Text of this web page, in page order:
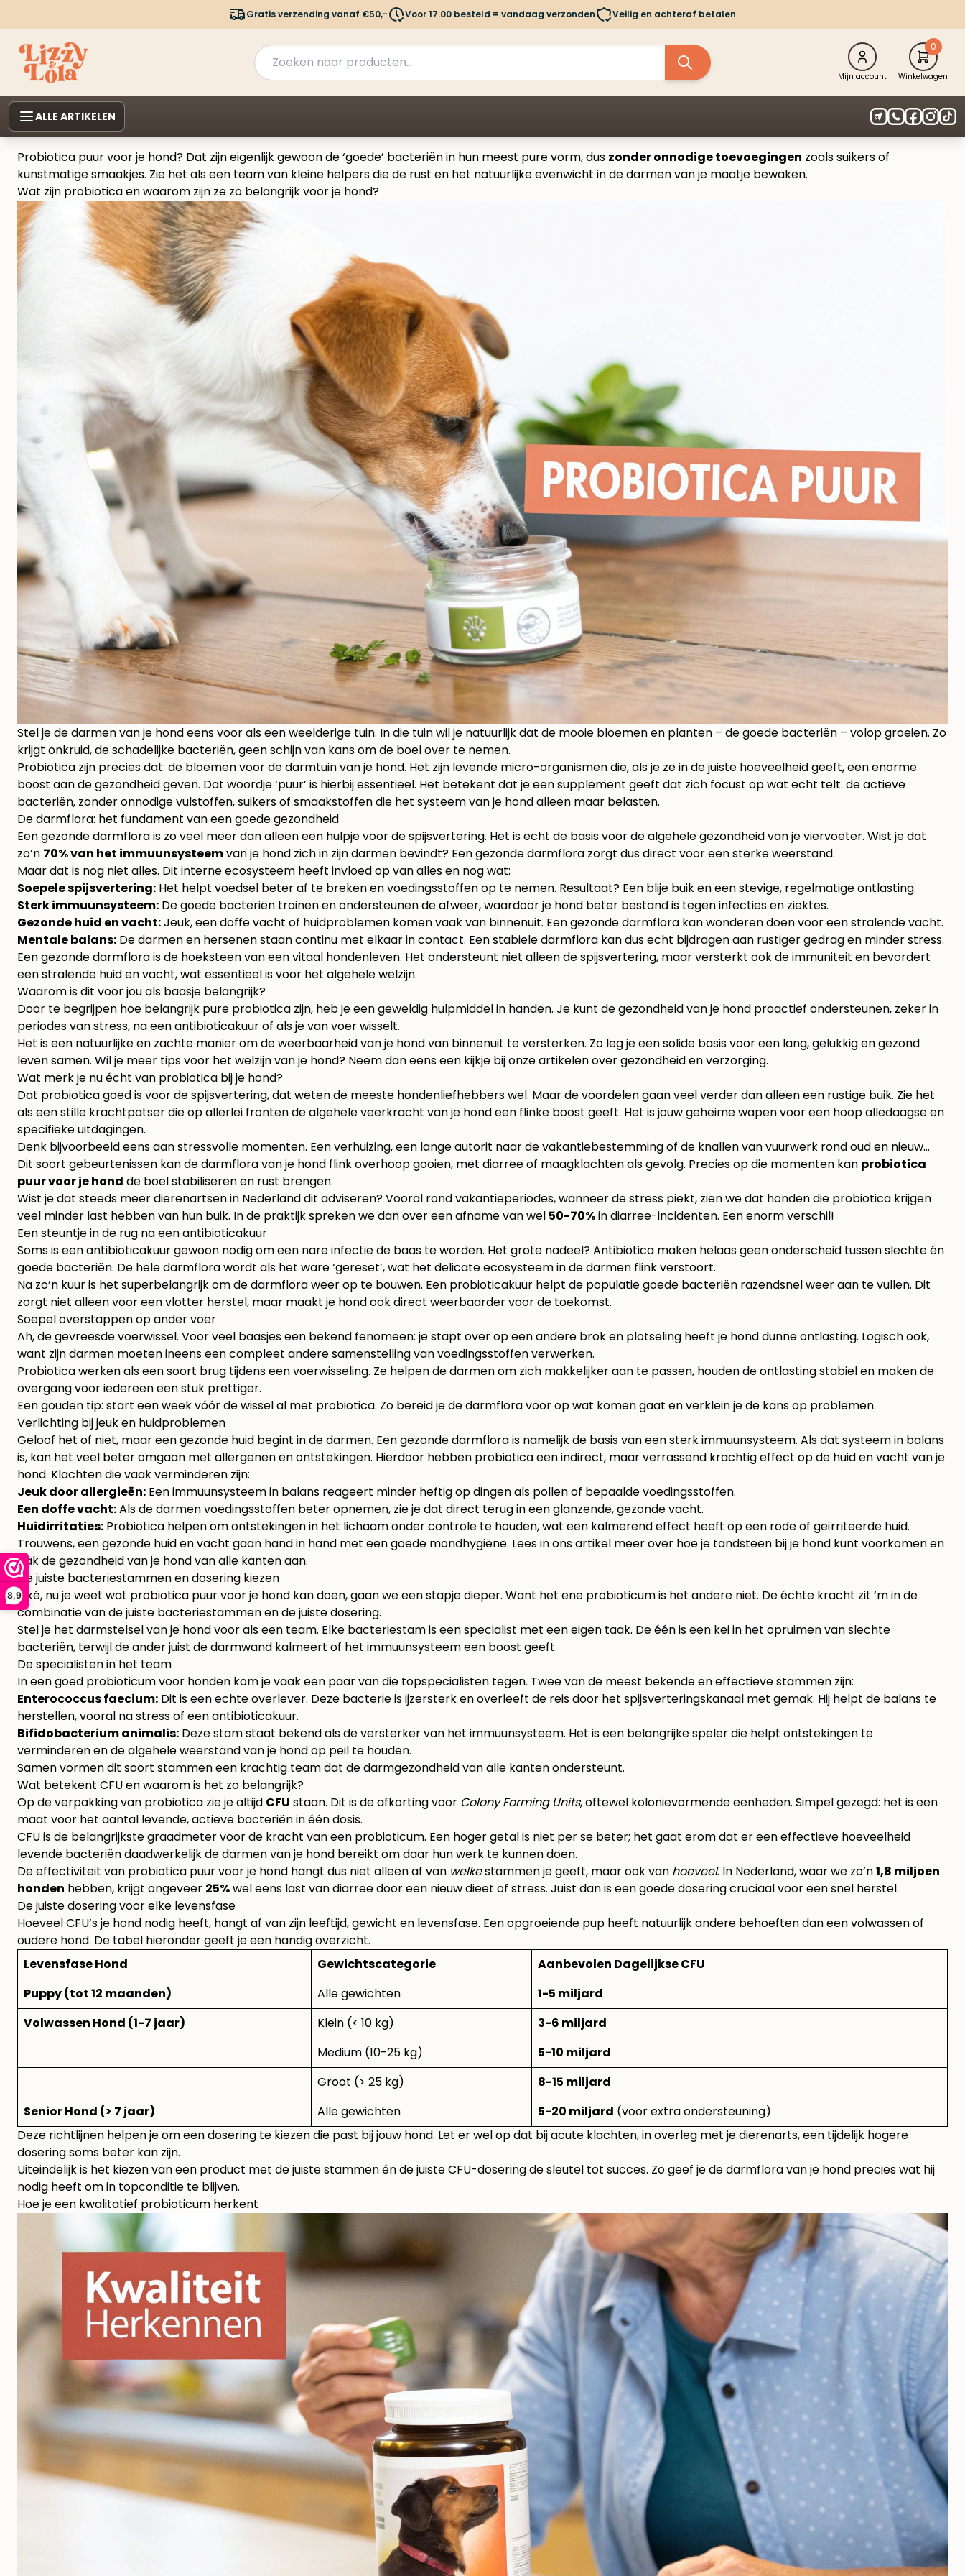
8,9
Gratis verzending vanaf €50,- Voor 17.00 besteld = vandaag verzonden Veilig en achteraf betalen
Mijn account
0
Winkelwagen
ALLE ARTIKELEN
Probiotica puur voor je hond? Dat zijn eigenlijk gewoon de ‘goede’ bacteriën in hun meest pure vorm, dus zonder onnodige toevoegingen zoals suikers of
kunstmatige smaakjes. Zie het als een team van kleine helpers die de rust en het natuurlijke evenwicht in de darmen van je maatje bewaken.
Wat zijn probiotica en waarom zijn ze zo belangrijk voor je hond?
Stel je de darmen van je hond eens voor als een weelderige tuin. In die tuin wil je natuurlijk dat de mooie bloemen en planten – de goede bacteriën – volop groeien. Zo
krijgt onkruid, de schadelijke bacteriën, geen schijn van kans om de boel over te nemen.
Probiotica zijn precies dat: de bloemen voor de darmtuin van je hond. Het zijn levende micro-organismen die, als je ze in de juiste hoeveelheid geeft, een enorme
boost aan de gezondheid geven. Dat woordje ‘puur’ is hierbij essentieel. Het betekent dat je een supplement geeft dat zich focust op wat echt telt: de actieve
bacteriën, zonder onnodige vulstoffen, suikers of smaakstoffen die het systeem van je hond alleen maar belasten.
De darmflora: het fundament van een goede gezondheid
Een gezonde darmflora is zo veel meer dan alleen een hulpje voor de spijsvertering. Het is echt de basis voor de algehele gezondheid van je viervoeter. Wist je dat
zo’n 70% van het immuunsysteemvan je hond zich in zijn darmen bevindt? Een gezonde darmflora zorgt dus direct voor een sterke weerstand.
Maar dat is nog niet alles. Dit interne ecosysteem heeft invloed op van alles en nog wat:
Soepele spijsvertering: Het helpt voedsel beter af te breken en voedingsstoffen op te nemen. Resultaat? Een blije buik en een stevige, regelmatige ontlasting.
Sterk immuunsysteem: De goede bacteriën trainen en ondersteunen de afweer, waardoor je hond beter bestand is tegen infecties en ziektes.
Gezonde huid en vacht:Jeuk, een doffe vacht of huidproblemen komen vaak van binnenuit. Een gezonde darmflora kan wonderen doen voor een stralende vacht.
Mentale balans: De darmen en hersenen staan continu met elkaar in contact. Een stabiele darmflora kan dus echt bijdragen aan rustiger gedrag en minder stress.
Een gezonde darmflora is de hoeksteen van een vitaal hondenleven. Het ondersteunt niet alleen de spijsvertering, maar versterkt ook de immuniteit en bevordert
een stralende huid en vacht, wat essentieel is voor het algehele welzijn.
Waarom is dit voor jou als baasje belangrijk?
Door te begrijpen hoe belangrijk pure probiotica zijn, heb je een geweldig hulpmiddel in handen. Je kunt de gezondheid van je hond proactief ondersteunen, zeker in
periodes van stress, na een antibioticakuur of als je van voer wisselt.
Het is een natuurlijke en zachte manier om de weerbaarheid van je hond van binnenuit te versterken. Zo leg je een solide basis voor een lang, gelukkig en gezond
leven samen. Wil je meer tips voor het welzijn van je hond? Neem dan eens een kijkje bij onze artikelen overgezondheid en verzorging.
Wat merk je nu écht van probiotica bij je hond?
Dat probiotica goed is voor de spijsvertering, dat weten de meeste hondenliefhebbers wel. Maar de voordelen gaan veel verder dan alleen een rustige buik. Zie het
als een stille krachtpatser die op allerlei fronten de algehele veerkracht van je hond een flinke boost geeft. Het is jouw geheime wapen voor een hoop alledaagse en
specifieke uitdagingen.
Denk bijvoorbeeld eens aan stressvolle momenten. Een verhuizing, een lange autorit naar de vakantiebestemming of de knallen van vuurwerk rond oud en nieuw…
Dit soort gebeurtenissen kan de darmflora van je hond flink overhoop gooien, met diarree of maagklachten als gevolg. Precies op die momenten kan probiotica
puur voor je hond de boel stabiliseren en rust brengen.
Wist je dat steeds meer dierenartsen in Nederland dit adviseren? Vooral rond vakantieperiodes, wanneer de stress piekt, zien we dat honden die probiotica krijgen
veel minder last hebben van hun buik. In de praktijk spreken we dan over een afname van wel 50-70%in diarree-incidenten. Een enorm verschil!
Een steuntje in de rug na een antibioticakuur
Soms is een antibioticakuur gewoon nodig om een nare infectie de baas te worden. Het grote nadeel? Antibiotica maken helaas geen onderscheid tussen slechte én
goede bacteriën. De hele darmflora wordt als het ware ‘gereset’, wat het delicate ecosysteem in de darmen flink verstoort.
Na zo’n kuur is het superbelangrijk om de darmflora weer op te bouwen. Een probioticakuur helpt de populatie goede bacteriën razendsnel weer aan te vullen. Dit
zorgt niet alleen voor een vlotter herstel, maar maakt je hond ook direct weerbaarder voor de toekomst.
Soepel overstappen op ander voer
Ah, de gevreesde voerwissel. Voor veel baasjes een bekend fenomeen: je stapt over op een andere brok en plotseling heeft je hond dunne ontlasting. Logisch ook,
want zijn darmen moeten ineens een compleet andere samenstelling van voedingsstoffen verwerken.
Probiotica werken als een soort brug tijdens een voerwisseling. Ze helpen de darmen om zich makkelijker aan te passen, houden de ontlasting stabiel en maken de
overgang voor iedereen een stuk prettiger.
Een gouden tip: start een week vóór de wissel al met probiotica. Zo bereid je de darmflora voor op wat komen gaat en verklein je de kans op problemen.
Verlichting bij jeuk en huidproblemen
Geloof het of niet, maar een gezonde huid begint in de darmen. Een gezonde darmflora is namelijk de basis van een sterk immuunsysteem. Als dat systeem in balans
is, kan het veel beter omgaan met allergenen en ontstekingen. Hierdoor hebben probiotica een indirect, maar verrassend krachtig effect op de huid en vacht van je
hond. Klachten die vaak verminderen zijn:
Jeuk door allergieën: Een immuunsysteem in balans reageert minder heftig op dingen als pollen of bepaalde voedingsstoffen.
Een doffe vacht:Als de darmen voedingsstoffen beter opnemen, zie je dat direct terug in een glanzende, gezonde vacht.
Huidirritaties: Probiotica helpen om ontstekingen in het lichaam onder controle te houden, wat een kalmerend effect heeft op een rode of geïrriteerde huid.
Trouwens, een gezonde huid en vacht gaan hand in hand met een goede mondhygiëne. Lees in ons artikel meer over hoe je tandsteen bij je hond kunt voorkomenen
pak de gezondheid van je hond van alle kanten aan.
De juiste bacteriestammen en dosering kiezen
Oké, nu je weet wat probiotica puur voor je hond kan doen, gaan we een stapje dieper. Want het ene probioticum is het andere niet. De échte kracht zit ‘m in de
combinatie van de juiste bacteriestammen en de juiste dosering.
Stel je het darmstelsel van je hond voor als een team. Elke bacteriestam is een specialist met een eigen taak. De één is een kei in het opruimen van slechte
bacteriën, terwijl de ander juist de darmwand kalmeert of het immuunsysteem een boost geeft.
De specialisten in het team
In een goed probioticum voor honden kom je vaak een paar van die topspecialisten tegen. Twee van de meest bekende en effectieve stammen zijn:
Enterococcus faecium: Dit is een echte overlever. Deze bacterie is ijzersterk en overleeft de reis door het spijsverteringskanaal met gemak. Hij helpt de balans te
herstellen, vooral na stress of een antibioticakuur.
Bifidobacterium animalis: Deze stam staat bekend als de versterker van het immuunsysteem. Het is een belangrijke speler die helpt ontstekingen te
verminderen en de algehele weerstand van je hond op peil te houden.
Samen vormen dit soort stammen een krachtig team dat de darmgezondheid van alle kanten ondersteunt.
Wat betekent CFU en waarom is het zo belangrijk?
Op de verpakking van probiotica zie je altijd CFU staan. Dit is de afkorting voor Colony Forming Units, oftewel kolonievormende eenheden. Simpel gezegd: het is een
maat voor het aantal levende, actieve bacteriën in één dosis.
CFU is de belangrijkste graadmeter voor de kracht van een probioticum. Een hoger getal is niet per se beter; het gaat erom dat er een effectieve hoeveelheid
levende bacteriën daadwerkelijk de darmen van je hond bereikt om daar hun werk te kunnen doen.
De effectiviteit van probiotica puur voor je hond hangt dus niet alleen af van welkestammen je geeft, maar ook van hoeveel. In Nederland, waar we zo’n1,8 miljoen
honden hebben, krijgt ongeveer 25%wel eens last van diarree door een nieuw dieet of stress. Juist dan is een goede dosering cruciaal voor een snel herstel.
De juiste dosering voor elke levensfase
Hoeveel CFU’s je hond nodig heeft, hangt af van zijn leeftijd, gewicht en levensfase. Een opgroeiende pup heeft natuurlijk andere behoeften dan een volwassen of
oudere hond. De tabel hieronder geeft je een handig overzicht.
Levensfase Hond
Gewichtscategorie
Aanbevolen Dagelijkse CFU
Puppy (tot 12 maanden)
Alle gewichten
1-5 miljard
Volwassen Hond (1-7 jaar)
Klein (< 10 kg)
3-6 miljard
Medium (10-25 kg)
5-10 miljard
Groot (> 25 kg)
8-15 miljard
Senior Hond (> 7 jaar)
Alle gewichten 5-20 miljard (voor extra ondersteuning)
Deze richtlijnen helpen je om een dosering te kiezen die past bij jouw hond. Let er wel op dat bij acute klachten, in overleg met je dierenarts, een tijdelijk hogere
dosering soms beter kan zijn.
Uiteindelijk is het kiezen van een product met de juiste stammen én de juiste CFU-dosering de sleutel tot succes. Zo geef je de darmflora van je hond precies wat hij
nodig heeft om in topconditie te blijven.
Hoe je een kwalitatief probioticum herkent